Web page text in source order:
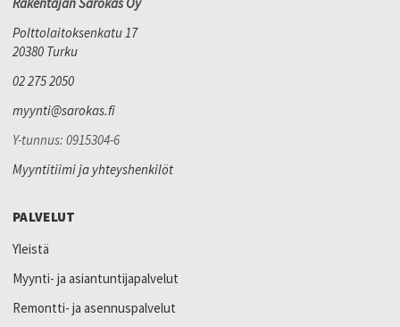
Polttolaitoksenkatu 17
20380 Turku
02 275 2050
myynti@sarokas.fi
Y-tunnus: 0915304-6
Myyntitiimi ja yhteyshenkilöt
PALVELUT
Yleistä
Myynti- ja asiantuntijapalvelut
Remontti- ja asennuspalvelut